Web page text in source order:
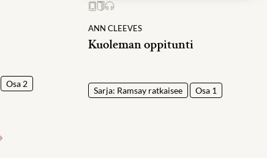
Osa 2
ANN CLEEVES
Kuoleman oppitunti
Sarja: Ramsay ratkaisee Osa 1